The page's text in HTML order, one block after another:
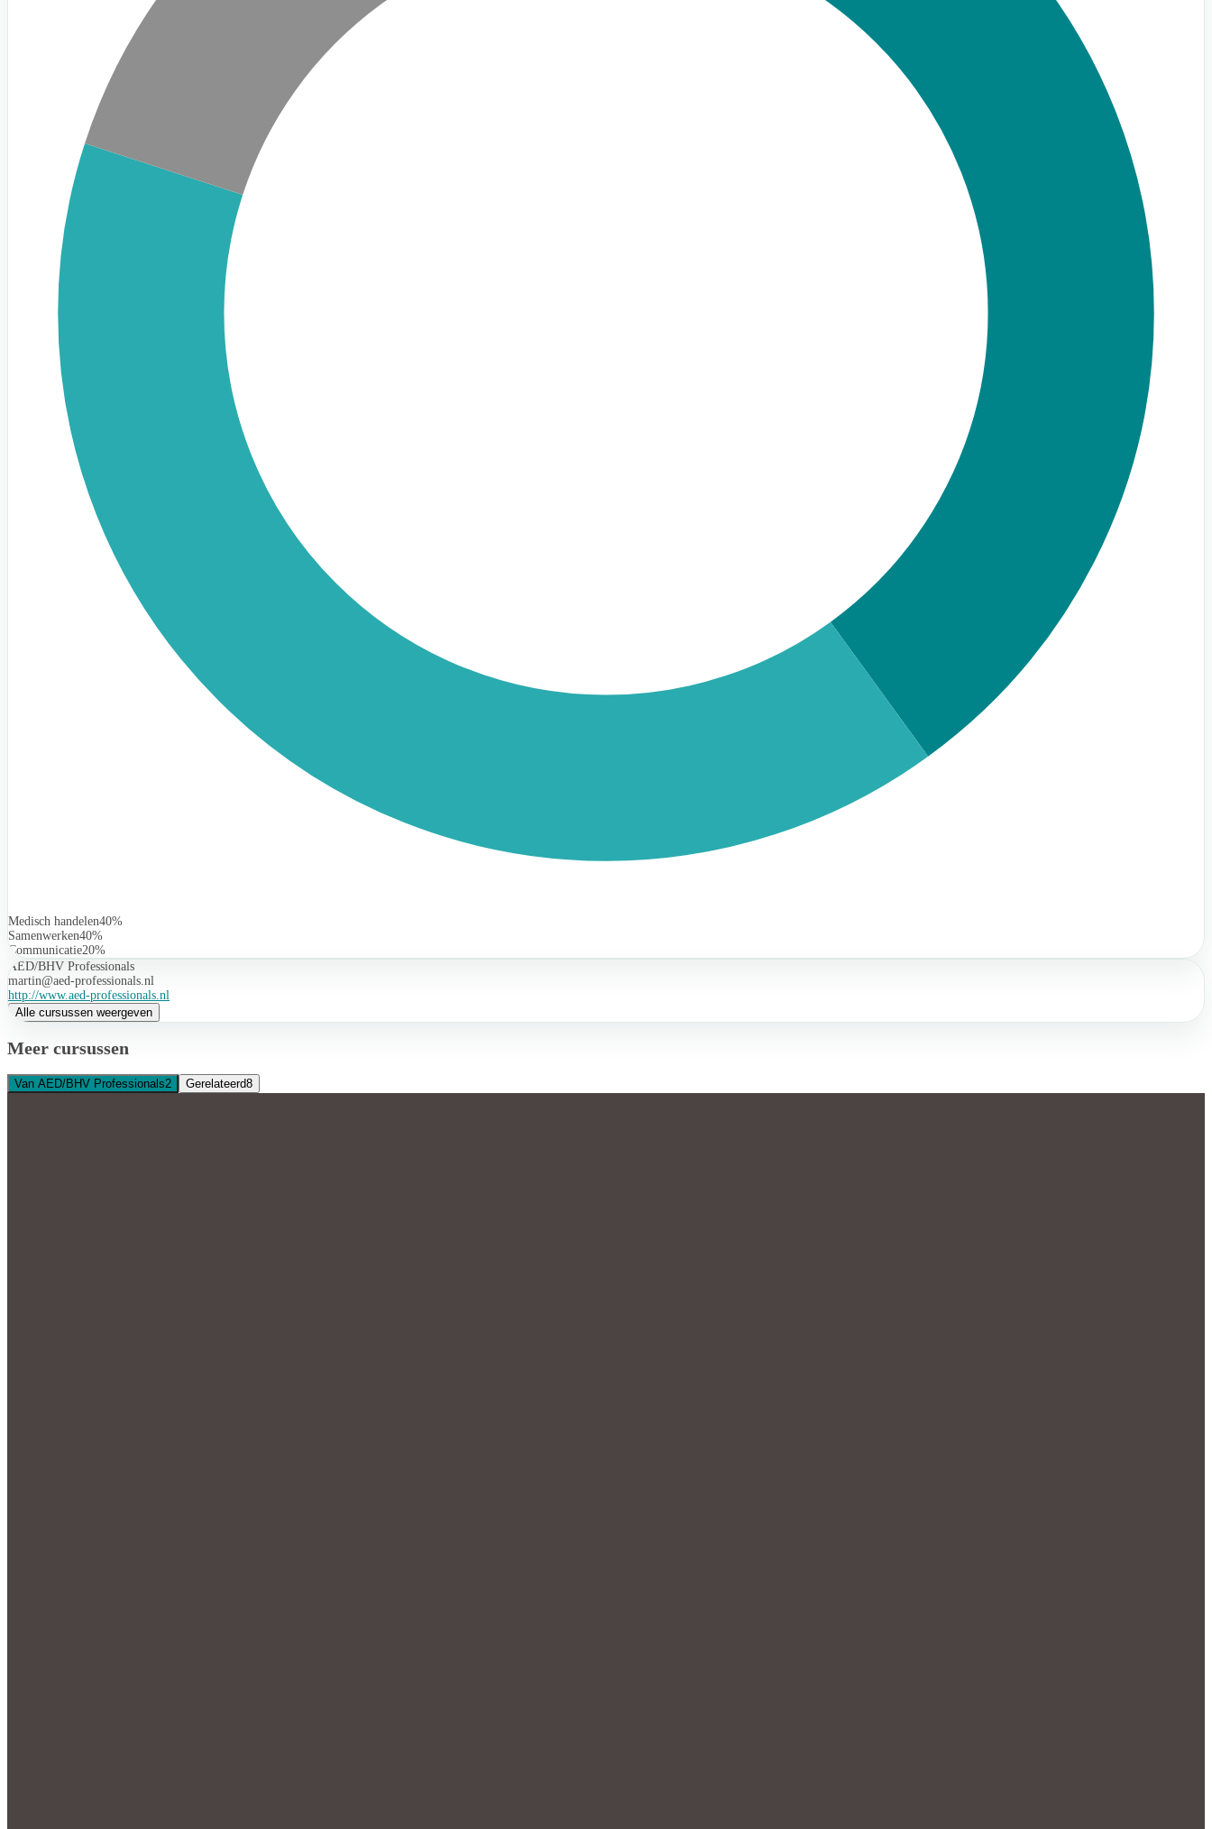
Medisch handelen40%
Samenwerken40%
Communicatie20%
AED/BHV Professionals
martin@aed-professionals.nl
http://www.aed-professionals.nl
Alle cursussen weergeven
Meer cursussen
Van AED/BHV Professionals2 Gerelateerd8